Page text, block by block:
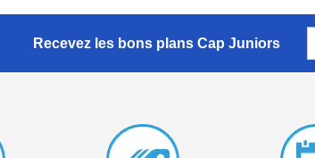
Recevez les bons plans Cap Juniors